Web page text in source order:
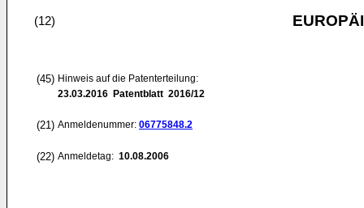
(12)
(45) Hinweis auf die Patenterteilung:
23.03.2016 Patentblatt 2016/12
(21) Anmeldenummer: 06775848.2
(22) Anmeldetag: 10.08.2006